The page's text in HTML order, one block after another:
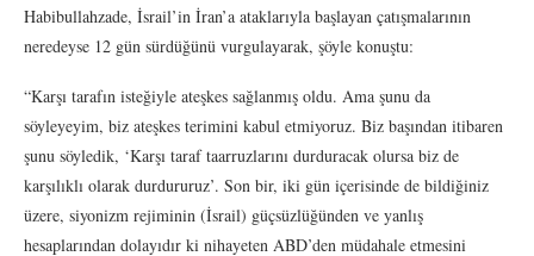
Habibullahzade, İsrail’in İran’a ataklarıyla başlayan çatışmalarının
neredeyse 12 gün sürdüğünü vurgulayarak, şöyle konuştu:
“Karşı tarafın isteğiyle ateşkes sağlanmış oldu. Ama şunu da
söyleyeyim, biz ateşkes terimini kabul etmiyoruz. Biz başından itibaren
şunu söyledik, ‘Karşı taraf taarruzlarını durduracak olursa biz de
karşılıklı olarak durdururuz’. Son bir, iki gün içerisinde de bildiğiniz
üzere, siyonizm rejiminin (İsrail) güçsüzlüğünden ve yanlış
hesaplarından dolayıdır ki nihayeten ABD’den müdahale etmesini